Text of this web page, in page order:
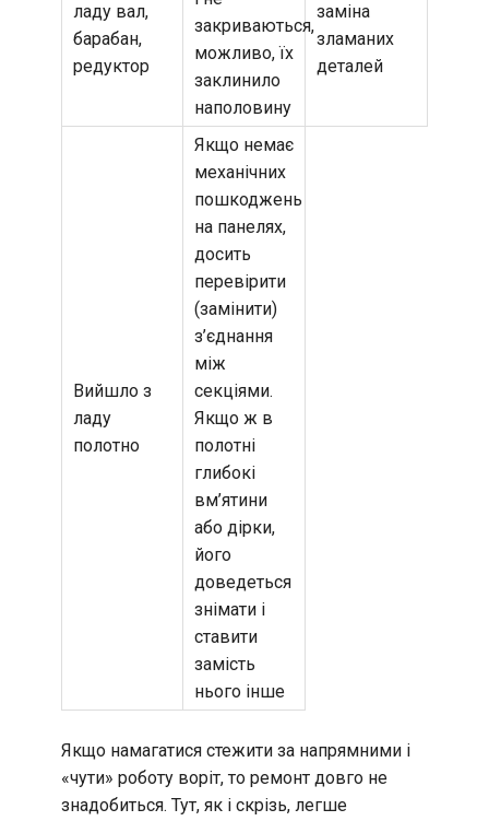
ладу вал,
барабан,
редуктор
закриваються,
можливо, їх
заклинило
наполовину
заміна
зламаних
деталей
Вийшло з
ладу
полотно
Якщо немає
механічних
пошкоджень
на панелях,
досить
перевірити
(замінити)
з’єднання
між
секціями.
Якщо ж в
полотні
глибокі
вм’ятини
або дірки,
його
доведеться
знімати і
ставити
замість
нього інше
Якщо намагатися стежити за напрямними і
«чути» роботу воріт, то ремонт довго не
знадобиться. Тут, як і скрізь, легше